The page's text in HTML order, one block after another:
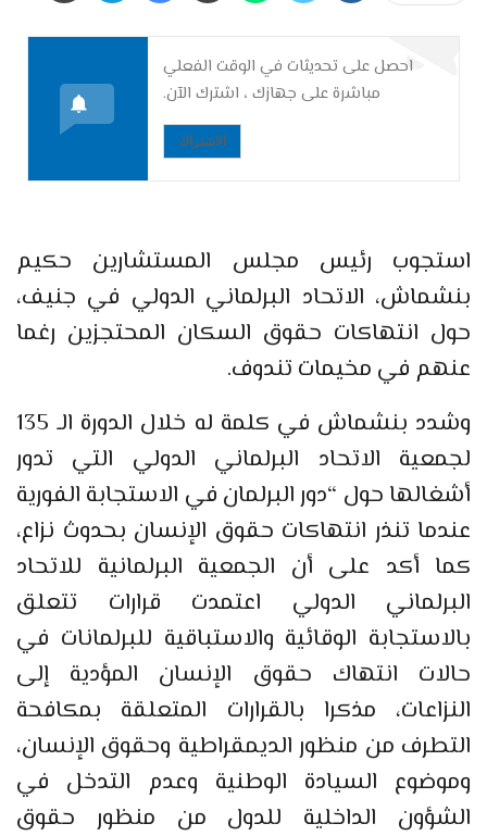
احصل على تحديثات في الوقت الفعلي
مباشرة على جهازك ، اشترك الآن.
الاشتراك
استجوب رئيس مجلس المستشارين حكيم
بنشماش، الاتحاد البرلماني الدولي في جنيف،
حول انتهاكات حقوق السكان المحتجزين رغما
عنهم في مخيمات تندوف.
وشدد بنشماش في كلمة له خلال الدورة الـ 135
لجمعية الاتحاد البرلماني الدولي التي تدور
أشغالها حول “دور البرلمان في الاستجابة الفورية
عندما تنذر انتهاكات حقوق الإنسان بحدوث نزاع،
كما أكد على أن الجمعية البرلمانية للاتحاد
البرلماني الدولي اعتمدت قرارات تتعلق
بالاستجابة الوقائية والاستباقية للبرلمانات في
حالات انتهاك حقوق الإنسان المؤدية إلى
النزاعات، مذكرا بالقرارات المتعلقة بمكافحة
التطرف من منظور الديمقراطية وحقوق الإنسان،
وموضوع السيادة الوطنية وعدم التدخل في
الشؤون الداخلية للدول من منظور حقوق